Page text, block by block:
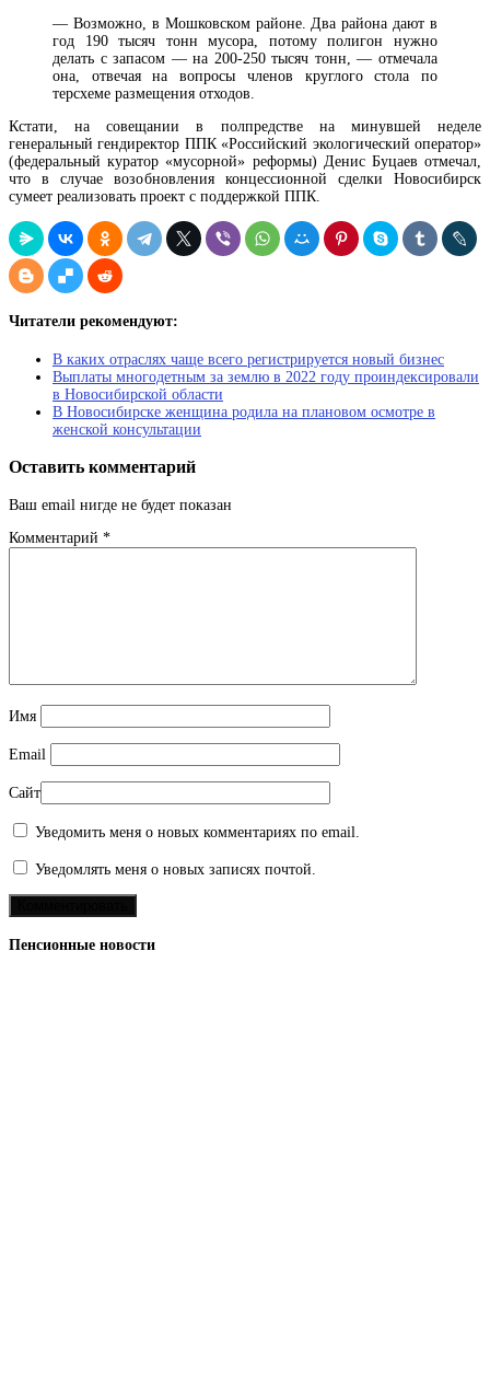
— Возможно, в Мошковском районе. Два района дают в
год 190 тысяч тонн мусора, потому полигон нужно
делать с запасом — на 200-250 тысяч тонн, — отмечала
она, отвечая на вопросы членов круглого стола по
терсхеме размещения отходов.
Кстати, на совещании в полпредстве на минувшей неделе
генеральный гендиректор ППК «Российский экологический оператор»
(федеральный куратор «мусорной» реформы) Денис Буцаев отмечал,
что в случае возобновления концессионной сделки Новосибирск
сумеет реализовать проект с поддержкой ППК.
Читатели рекомендуют:
В каких отраслях чаще всего регистрируется новый бизнес
Выплаты многодетным за землю в 2022 году проиндексировали
в Новосибирской области
В Новосибирске женщина родила на плановом осмотре в
женской консультации
Оставить комментарий
Ваш email нигде не будет показан
Комментарий *
Имя
Email
Сайт
Уведомить меня о новых комментариях по email.
Уведомлять меня о новых записях почтой.
Пенсионные новости